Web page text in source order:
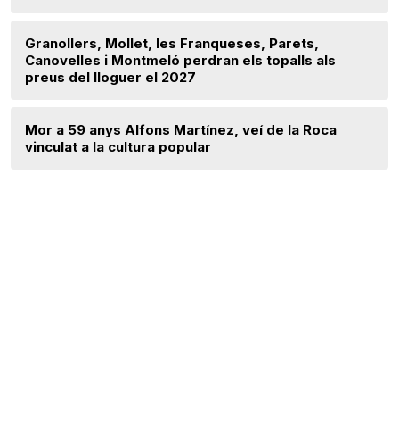
Granollers, Mollet, les Franqueses, Parets,
Canovelles i Montmeló perdran els topalls als
preus del lloguer el 2027
Mor a 59 anys Alfons Martínez, veí de la Roca
vinculat a la cultura popular